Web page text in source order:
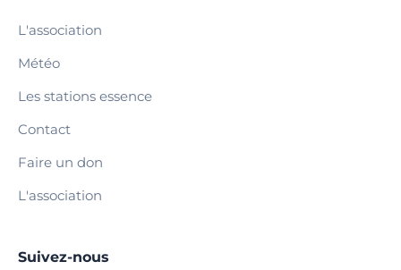
L'association
Météo
Les stations essence
Contact
Faire un don
L'association
Suivez-nous